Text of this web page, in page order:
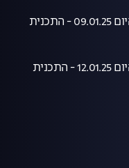
חדשות היום 09.01.25 - התכנית
חדשות היום 12.01.25 - התכנית